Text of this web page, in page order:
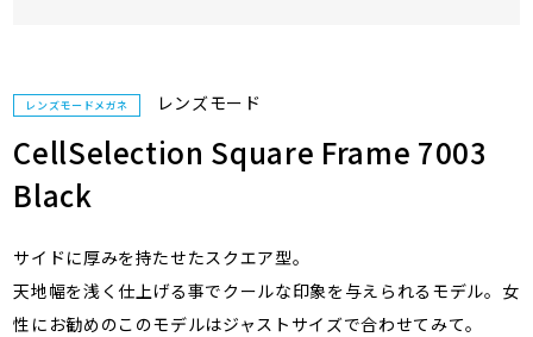
サイドに厚みを持たせたスクエア型。
天地幅を浅く仕上げる事でクールな印象を与えられるモデル。女
性にお勧めのこのモデルはジャストサイズで合わせてみて。
レンズモードメガネ レンズモード
CellSelection Square Frame 7003
Black